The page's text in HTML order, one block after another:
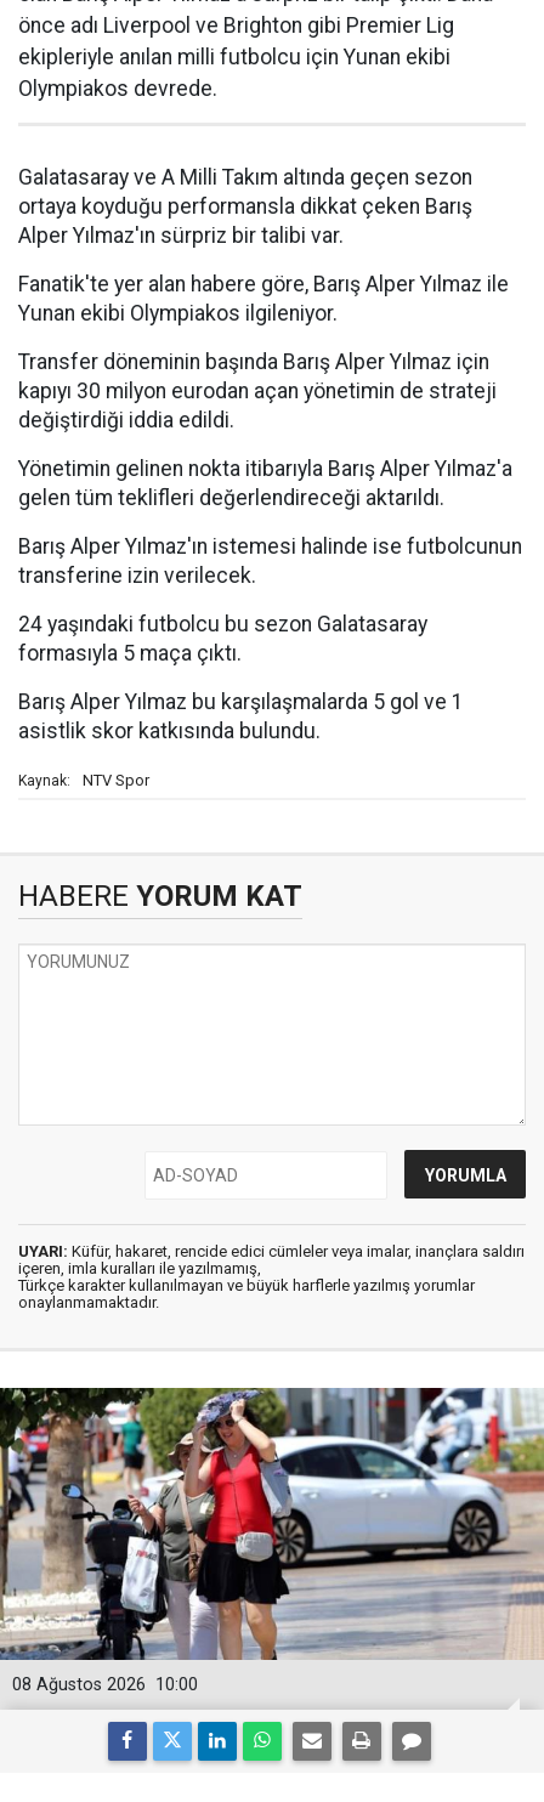
önce adı Liverpool ve Brighton gibi Premier Lig
ekipleriyle anılan milli futbolcu için Yunan ekibi
Olympiakos devrede.
Galatasaray ve A Milli Takım altında geçen sezon
ortaya koyduğu performansla dikkat çeken Barış
Alper Yılmaz'ın sürpriz bir talibi var.
Fanatik'te yer alan habere göre, Barış Alper Yılmaz ile
Yunan ekibi Olympiakos ilgileniyor.
Transfer döneminin başında Barış Alper Yılmaz için
kapıyı 30 milyon eurodan açan yönetimin de strateji
değiştirdiği iddia edildi.
Yönetimin gelinen nokta itibarıyla Barış Alper Yılmaz'a
gelen tüm teklifleri değerlendireceği aktarıldı.
Barış Alper Yılmaz'ın istemesi halinde ise futbolcunun
transferine izin verilecek.
24 yaşındaki futbolcu bu sezon Galatasaray
formasıyla 5 maça çıktı.
Barış Alper Yılmaz bu karşılaşmalarda 5 gol ve 1
asistlik skor katkısında bulundu.
Kaynak: NTV Spor
HABERE YORUM KAT
UYARI: Küfür, hakaret, rencide edici cümleler veya imalar, inançlara saldırı
içeren, imla kuralları ile yazılmamış,
Türkçe karakter kullanılmayan ve büyük harflerle yazılmış yorumlar
onaylanmamaktadır.
10:00
08 Ağustos 2026